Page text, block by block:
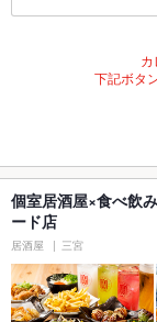
下記ボタ
個室居酒屋×食べ飲
ード店
居酒屋 三宮